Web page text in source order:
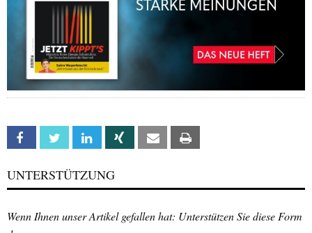
Facebook Twitter Linkedin Xing Email
UNTERSTÜTZUNG
Wenn Ihnen unser Artikel gefallen hat: Unterstützen Sie diese Form